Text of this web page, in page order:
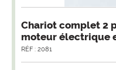
Chariot complet 2
moteur électrique
RÉF : 2081